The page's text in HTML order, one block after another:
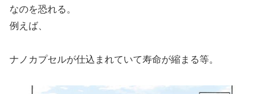
なのを恐れる。
例えば、
ナノカプセルが仕込まれていて寿命が縮まる等。